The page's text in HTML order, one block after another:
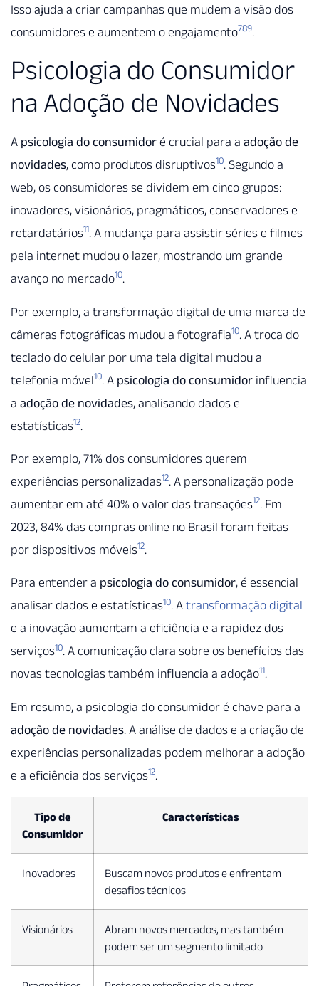
Isso ajuda a criar campanhas que mudem a visão dos
consumidores e aumentem o engajamento789.
Psicologia do Consumidor
na Adoção de Novidades
A psicologia do consumidor é crucial para a adoção de
novidades, como produtos disruptivos10. Segundo a
web, os consumidores se dividem em cinco grupos:
inovadores, visionários, pragmáticos, conservadores e
retardatários11. A mudança para assistir séries e filmes
pela internet mudou o lazer, mostrando um grande
avanço no mercado10.
Por exemplo, a transformação digital de uma marca de
câmeras fotográficas mudou a fotografia10. A troca do
teclado do celular por uma tela digital mudou a
telefonia móvel10. A psicologia do consumidor influencia
a adoção de novidades, analisando dados e
estatísticas12.
Por exemplo, 71% dos consumidores querem
experiências personalizadas12. A personalização pode
aumentar em até 40% o valor das transações12. Em
2023, 84% das compras online no Brasil foram feitas
por dispositivos móveis12.
Para entender a psicologia do consumidor, é essencial
analisar dados e estatísticas10. A transformação digital
e a inovação aumentam a eficiência e a rapidez dos
serviços10. A comunicação clara sobre os benefícios das
novas tecnologias também influencia a adoção11.
Em resumo, a psicologia do consumidor é chave para a
adoção de novidades. A análise de dados e a criação de
experiências personalizadas podem melhorar a adoção
e a eficiência dos serviços12.
Tipo de
Consumidor
Características
Inovadores
Buscam novos produtos e enfrentam
desafios técnicos
Visionários
Abram novos mercados, mas também
podem ser um segmento limitado